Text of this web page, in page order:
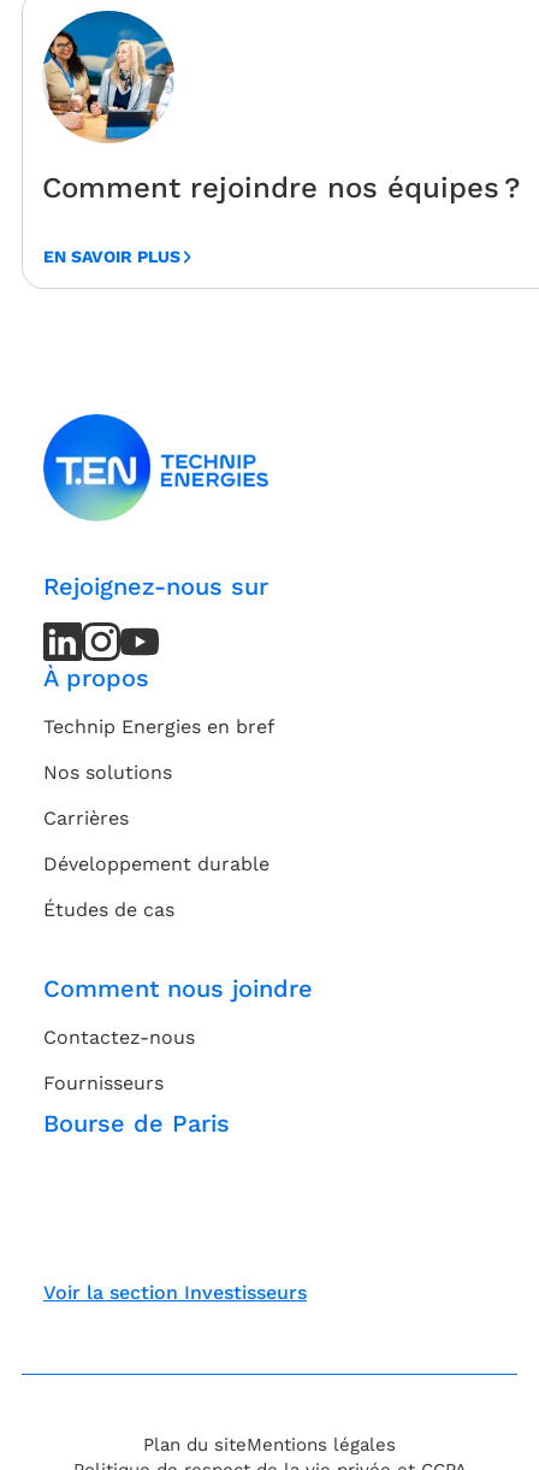
Comment rejoindre nos équipes ?
enrichir son équipe mondiale de 18 000...
EN SAVOIR PLUS
Rejoignez-nous sur
LinkedIn
LinkedIn
Instagram
Instagram
Youtube
Channel
À propos
Technip Energies en bref
Nos solutions
Carrières
Développement durable
Études de cas
Comment nous joindre
Contactez-nous
Fournisseurs
Bourse de Paris
Voir la section Investisseurs
Plan du siteMentions légales